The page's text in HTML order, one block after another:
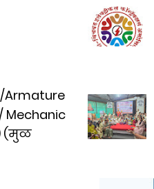
Armature
Mechanic
(मुळ